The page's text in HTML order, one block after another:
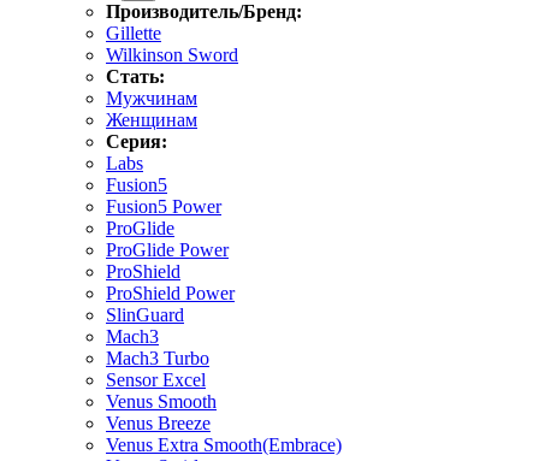
Производитель/Бренд:
Gillette
Wilkinson Sword
Стать:
Мужчинам
Женщинам
Серия:
Labs
Fusion5
Fusion5 Power
ProGlide
ProGlide Power
ProShield
ProShield Power
SlinGuard
Mach3
Mach3 Turbo
Sensor Excel
Venus Smooth
Venus Breeze
Venus Extra Smooth(Embrace)